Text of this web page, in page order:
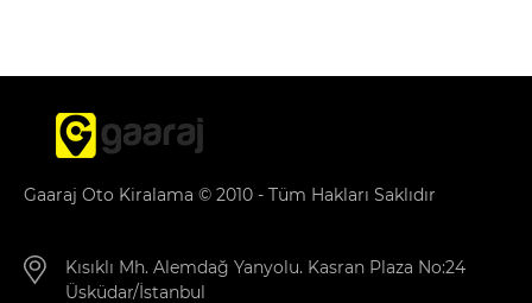
Gaaraj Oto Kiralama © 2010 - Tüm Hakları Saklıdır
Kısıklı Mh. Alemdağ Yanyolu. Kasran Plaza No:24
Üsküdar/İstanbul